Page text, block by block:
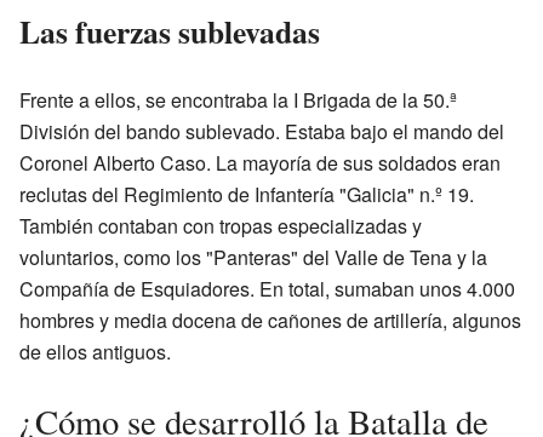
Las fuerzas sublevadas
Frente a ellos, se encontraba la I Brigada de la 50.ª
División del bando sublevado. Estaba bajo el mando del
Coronel Alberto Caso. La mayoría de sus soldados eran
reclutas del Regimiento de Infantería "Galicia" n.º 19.
También contaban con tropas especializadas y
voluntarios, como los "Panteras" del Valle de Tena y la
Compañía de Esquiadores. En total, sumaban unos 4.000
hombres y media docena de cañones de artillería, algunos
de ellos antiguos.
¿Cómo se desarrolló la Batalla de